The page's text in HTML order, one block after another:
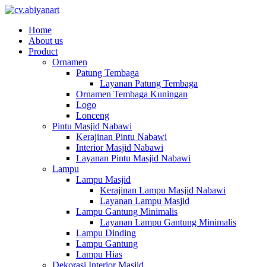
Home
About us
Product
Ornamen
Patung Tembaga
Layanan Patung Tembaga
Ornamen Tembaga Kuningan
Logo
Lonceng
Pintu Masjid Nabawi
Kerajinan Pintu Nabawi
Interior Masjid Nabawi
Layanan Pintu Masjid Nabawi
Lampu
Lampu Masjid
Kerajinan Lampu Masjid Nabawi
Layanan Lampu Masjid
Lampu Gantung Minimalis
Layanan Lampu Gantung Minimalis
Lampu Dinding
Lampu Gantung
Lampu Hias
Dekorasi Interior Masjid